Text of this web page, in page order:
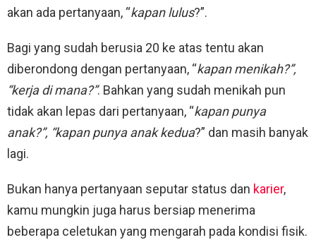
akan ada pertanyaan, “kapan lulus?”.
Bagi yang sudah berusia 20 ke atas tentu akan
diberondong dengan pertanyaan, “kapan menikah?”,
“kerja di mana?”. Bahkan yang sudah menikah pun
tidak akan lepas dari pertanyaan, “kapan punya
anak?”, “kapan punya anak kedua?” dan masih banyak
lagi.
Bukan hanya pertanyaan seputar status dan karier,
kamu mungkin juga harus bersiap menerima
beberapa celetukan yang mengarah pada kondisi fisik.